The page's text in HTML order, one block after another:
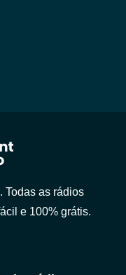
Todas as rádios
e 100% grátis.